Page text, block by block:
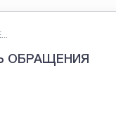
ОБРАЩЕНИЯ